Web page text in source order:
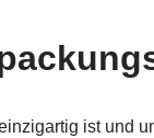
ist und